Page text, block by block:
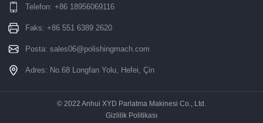
Telefon:+86 18956069116
Faks: +86 551 6389 2620
Posta:sales06@polishingmach.com
Adres: No.68 Longfan Yolu, Hefei, Çin
© 2022 Anhui XYD Parlatma Makinesi Co., Ltd.
Gizlilik Politikası